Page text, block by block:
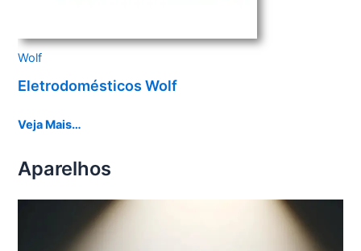
Wolf
Eletrodomésticos Wolf
Veja Mais…
Aparelhos